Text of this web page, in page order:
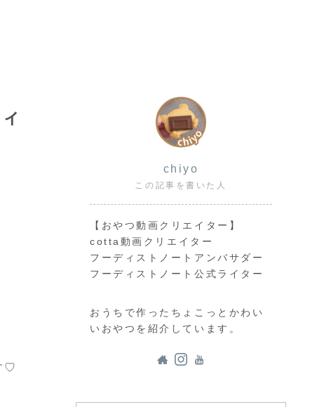
♡
chiyo
この記事を書いた人
【おやつ動画クリエイター】
cotta動画クリエイター
フーディストノートアンバサダー
フーディストノート公式ライター
おうちで作ったちょこっとかわい
いおやつを紹介しています。